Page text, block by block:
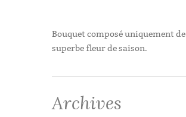
Bouquet composé uniquement
superbe fleur de saison.
Archives